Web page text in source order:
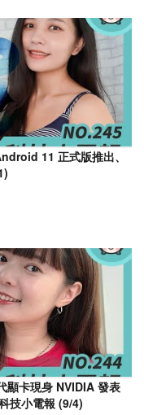
11 正式版推出、
卡現身 NVIDIA 發表
技小電報 (9/4)